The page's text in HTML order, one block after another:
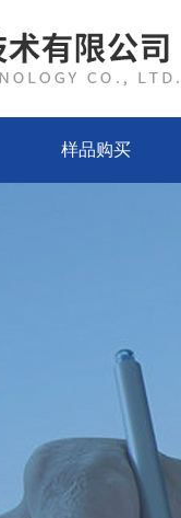
样品购买